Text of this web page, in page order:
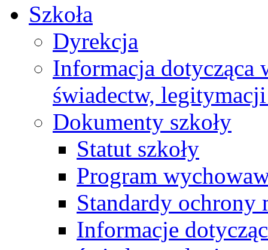
Szkoła
Dyrekcja
Informacja dotycząca
świadectw,
Dokumenty szkoły
Statut szkoły
Program
Standardy ochrony
Informacje